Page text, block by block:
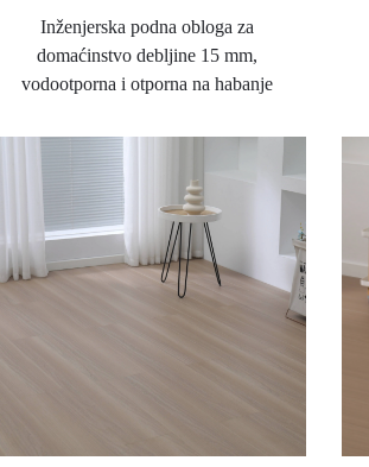
Inženjerska podna obloga za
domaćinstvo debljine 15 mm,
vodootporna i otporna na habanje